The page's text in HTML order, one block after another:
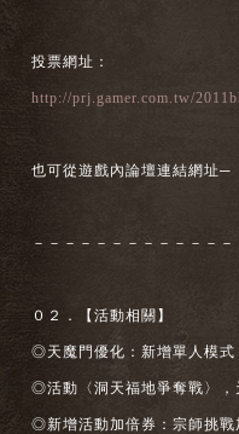
投票網址：
http://prj.gamer.com.tw/
也可從遊戲內論壇連結網址─
－－－－－－－－－－－－
０２．【活動相關】
◎天魔門優化：新增單人模式
◎活動〈洞天福地爭奪戰〉，
◎新增活動加倍券：宗師挑戰